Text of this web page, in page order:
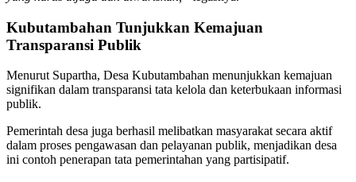
Kubutambahan Tunjukkan Kemajuan
Transparansi Publik
Menurut Supartha, Desa Kubutambahan menunjukkan kemajuan
signifikan dalam transparansi tata kelola dan keterbukaan informasi
publik.
Pemerintah desa juga berhasil melibatkan masyarakat secara aktif
dalam proses pengawasan dan pelayanan publik, menjadikan desa
ini contoh penerapan tata pemerintahan yang partisipatif.